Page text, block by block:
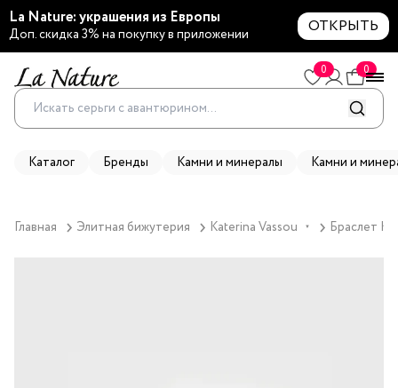
La Nature: украшения из Европы
Доп. скидка 3% на покупку в приложении ОТКРЫТЬ
0 0
Каталог Бренды Камни и минералы Камни и
Главная Элитная бижутерия Katerina Vassou ▼ Браслет